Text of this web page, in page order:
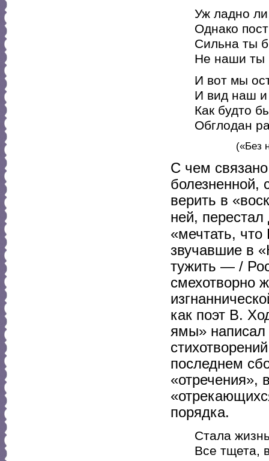
Уж ладно
Однако
Сильна ты
Не наши ты
И вот мы
И вид наш
Как будто
Обглодан
(«Без
С чем
болезненной,
верить в
ней, перестал
«мечтать,
звучавшие в
тужить — /
смехотворно
как поэт В.
ямы» написал
последнем
«отречения»,
порядка.
Стала
Все тщета,